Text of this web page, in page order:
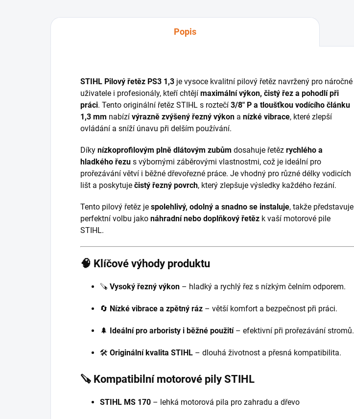
Popis
STIHL Pilový řetěz PS3 1,3 je vysoce kvalitní pilový řetěz navržený pro náročné
uživatele i profesionály, kteří chtějí maximální výkon, čistý řez a pohodlí při
práci. Tento originální řetěz STIHL s roztečí 3/8" P a tloušťkou vodícího článku
1,3 mm nabízí výrazně zvýšený řezný výkon a nízké vibrace, které zlepší
ovládání a sníží únavu při delším používání.
Díky nízkoprofilovým plně dlátovým zubům dosahuje řetěz rychlého a
hladkého řezu s výbornými záběrovými vlastnostmi, což je ideální pro
prořezávání větví i běžné dřevořezné práce. Je vhodný pro různé délky vodicích
lišt a poskytuje čistý řezný povrch, který zlepšuje výsledky každého řezání.
Tento pilový řetěz je spolehlivý, odolný a snadno se instaluje, takže představuje
perfektní volbu jako náhradní nebo doplňkový řetěz k vaší motorové pile
STIHL.
🧠 Klíčové výhody produktu
🪚 Vysoký řezný výkon – hladký a rychlý řez s nízkým čelním odporem.
🔄 Nízké vibrace a zpětný ráz – větší komfort a bezpečnost při práci.
🌲 Ideální pro arboristy i běžné použití– efektivní při prořezávání stromů.
🛠️ Originální kvalita STIHL – dlouhá životnost a přesná kompatibilita.
🪚 Kompatibilní motorové pily STIHL
STIHL MS 170 – lehká motorová pila pro zahradu a dřevo